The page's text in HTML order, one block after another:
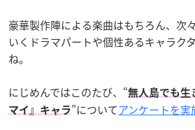
豪華製作陣による楽曲はもちろん、次
いくドラマパートや個性あるキャラク
ね。
にじめんではこのたび、“無人島でも生
マイ』キャラ”についてアンケートを実